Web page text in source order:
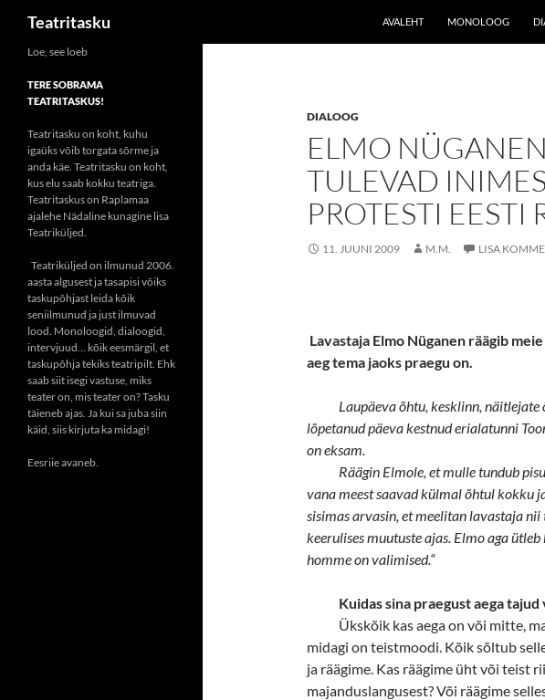
Liigu
juurde
Teatritasku AVALEHT MONOLOOG
DIALOOG
ELMO
TULEVAD
PROTESTI EESTI
11. JUUNI 2009 M.M. LISA
Lavastaja Elmo Nüganen räägib
aeg tema jaoks praegu on.
Laupäeva õhtu, kesklinn, näitlejate
lõpetanud päeva kestnud erialatunni
on eksam.
Räägin Elmole, et mulle tundub
vana meest saavad külmal õhtul kokku
sisimas arvasin, et meelitan lavastaja
keerulises muutuste ajas. Elmo aga ütleb
homme on valimised.“
Kuidas sina praegust aega tajud
Ükskõik kas aega on või mitte,
midagi on teistmoodi. Kõik sõltub
ja räägime. Kas räägime üht või teist
majanduslangusest? Või räägime
Loe, see loeb
TERE SOBRAMA
TEATRITASKUS!
Teatritasku on koht, kuhu
igaüks võib torgata sõrme ja
anda käe. Teatritasku on koht,
kus elu saab kokku teatriga.
Teatritaskus on Raplamaa
ajalehe Nädaline kunagine lisa
Teatriküljed.
Teatriküljed on ilmunud 2006.
aasta algusest ja tasapisi võiks
taskupõhjast leida kõik
seniilmunud ja just ilmuvad
lood. Monoloogid, dialoogid,
intervjuud... kõik eesmärgil, et
taskupõhja tekiks teatripilt. Ehk
saab siit isegi vastuse, miks
teater on, mis teater on? Tasku
täieneb ajas. Ja kui sa juba siin
käid, siis kirjuta ka midagi!
Eesriie avaneb.